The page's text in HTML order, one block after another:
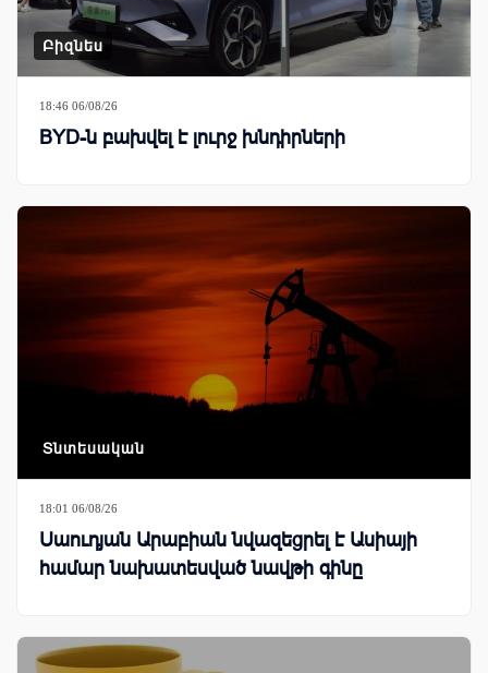
Բիզնես
18:46 06/08/26
BYD-ն բախվել է լուրջ խնդիրների
Տնտեսական
18:01 06/08/26
Սաուդյան Արաբիան նվազեցրել է Ասիայի
համար նախատեսված նավթի գինը